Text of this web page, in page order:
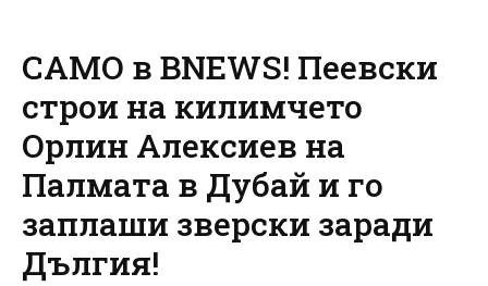
САМО в BNEWS! Пеевски
строи на килимчето
Орлин Алексиев на
Палмата в Дубай и го
заплаши зверски заради
Дългия!